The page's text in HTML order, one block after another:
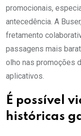
promocionais,
antecedência. A
fretamento
passagens mais
olho nas promoções
aplicativos.
É possível
históricas